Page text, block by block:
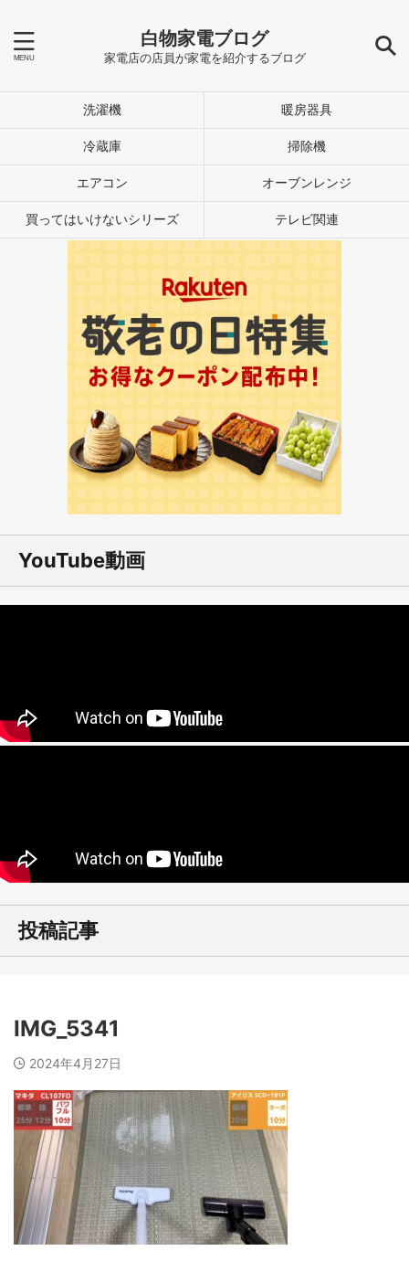
白物家電ブログ
家電店の店員が家電を紹介するブログ
洗濯機 暖房器具
冷蔵庫 掃除機
エアコン オーブンレンジ
買ってはいけないシリーズ テレビ関連
YouTube動画
投稿記事
IMG_5341
2024年4月27日